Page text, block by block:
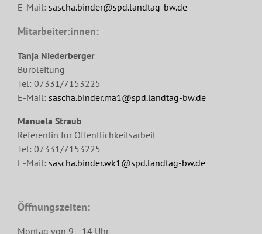
E-Mail: sascha.binder@spd.landtag-bw.de
Mitarbeiter:innen:
Tanja Niederberger
Büroleitung
Tel: 07331/7153225
E-Mail: sascha.binder.ma1@spd.landtag-bw.de
Manuela Straub
Referentin für Öffentlichkeitsarbeit
Tel: 07331/7153225
E-Mail: sascha.binder.wk1@spd.landtag-bw.de
Öffnungszeiten:
Montag von 9– 14 Uhr